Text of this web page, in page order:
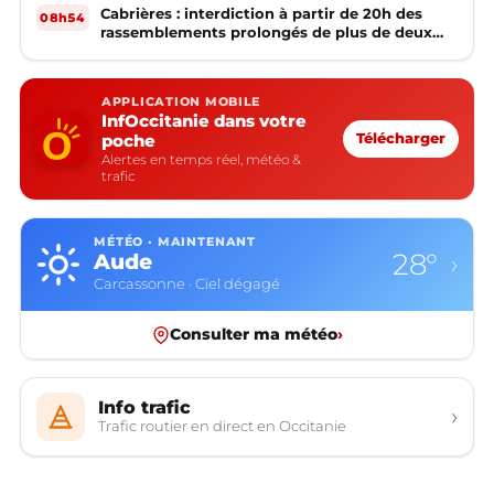
08h54
Cabrières : interdiction à partir de 20h des
rassemblements prolongés de plus de deux
APPLICATION MOBILE
InfOccitanie dans votre
poche
Alertes en temps réel, météo &
trafic
Télécharger
MÉTÉO · MAINTENANT
Aude
Carcassonne · Ciel dégagé
28° ›
Consulter ma météo›
Info trafic
Trafic routier en direct en Occitanie ›